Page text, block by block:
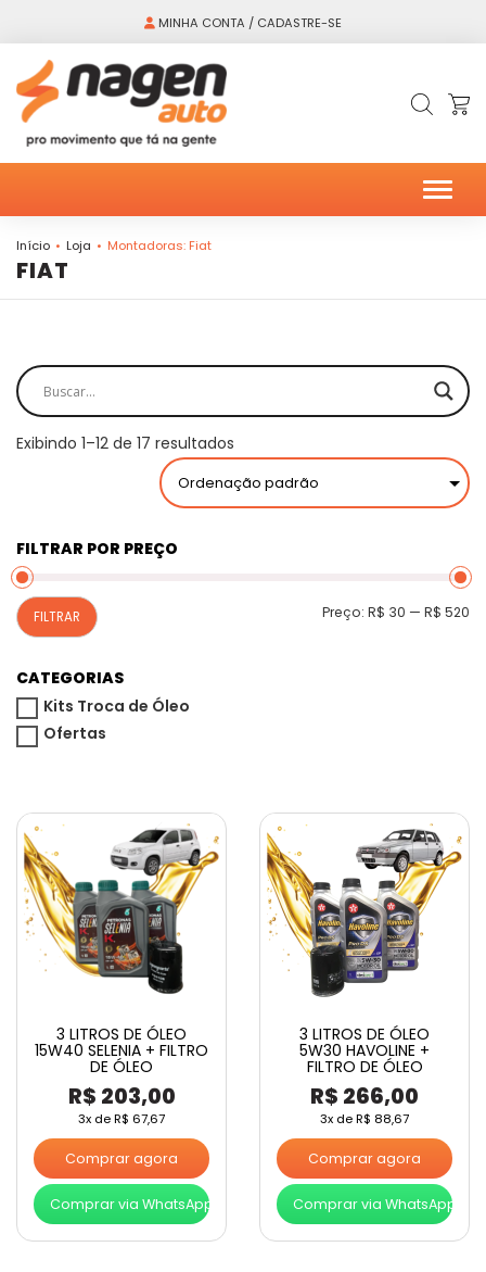
MINHA CONTA / CADASTRE-SE
Início Loja Montadoras: Fiat
FIAT
Exibindo 1–12 de 17 resultados
FILTRAR POR PREÇO
FILTRAR Preço: R$ 30 — R$ 520
CATEGORIAS
Kits Troca de Óleo
Ofertas
3 LITROS DE ÓLEO
15W40 SELENIA + FILTRO
DE ÓLEO
R$ 203,00
3x deR$ 67,67
Comprar agora
Comprar via WhatsApp
3 LITROS DE ÓLEO
5W30 HAVOLINE +
FILTRO DE ÓLEO
R$ 266,00
3x deR$ 88,67
Comprar agora
Comprar via WhatsApp